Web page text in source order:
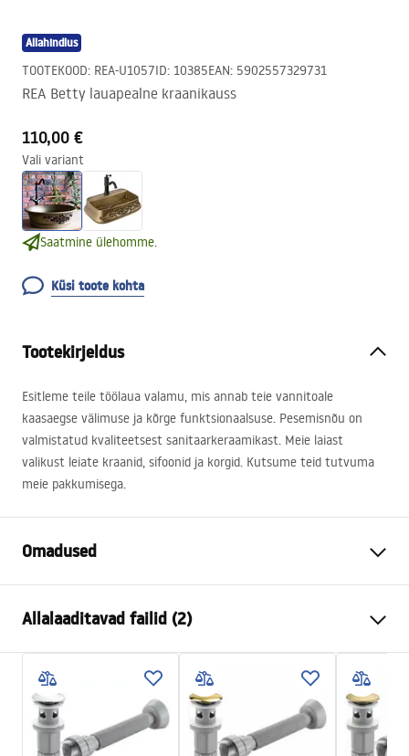
Allahindlus
TOOTEKOOD: REA-U1057ID: 10385EAN: 5902557329731
REA Betty lauapealne kraanikauss
110,00 €
Vali variant
Saatmine ülehomme.
Küsi toote kohta
Tootekirjeldus
Esitleme teile töölaua valamu, mis annab teie vannitoale
kaasaegse välimuse ja kõrge funktsionaalsuse. Pesemisnõu on
valmistatud kvaliteetsest sanitaarkeraamikast. Meie laiast
valikust leiate kraanid, sifoonid ja korgid. Kutsume teid tutvuma
meie pakkumisega.
Omadused
Materjal
Värv
Vask
Lõpeta
Harjatud
Pikkus
435
Laius
435mm
Allalaaditavad failid (2)
Kokkupaneku juhised